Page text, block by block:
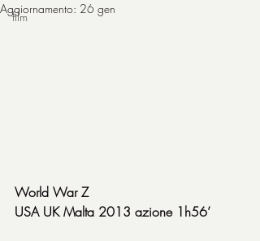
film
Aggiornamento: 26 gen
World War Z
USA UK Malta 2013 azione 1h56’